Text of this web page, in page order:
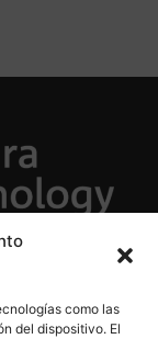
como las
del dispositivo. El